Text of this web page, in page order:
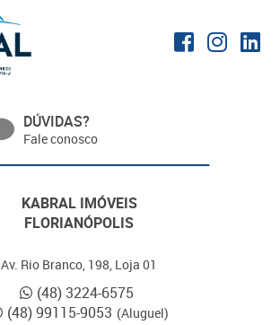
DÚVIDAS?
Fale conosco
KABRAL IMÓVEIS
FLORIANÓPOLIS
Av. Rio Branco, 198, Loja 01
(48) 3224-6575
(48) 99115-9053 (Aluguel)